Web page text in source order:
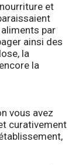
et
par
ainsi des
la
la
vous avez
curativement